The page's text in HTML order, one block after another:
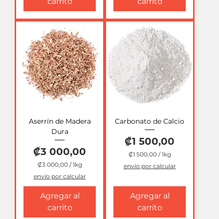
0
,
0
0
p
o
r
1
K
i
l
o
g
m
o
s
Aserrín de Madera
Dura
Precio
₡3 000,00
₡3 000,00 /1kg
3
0
0
0
envío por calcular
Agregar al
carrito
Carbonato de Calcio
Precio
₡1 500,00
₡1 500,00 /1kg
1
5
0
0
,
0
envío por calcular
Agregar al
carrito